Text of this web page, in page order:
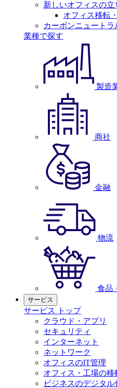
新しいオフィスの立
オフィス移転
カーボンニュート
業種で探す
製造
商社
金融
物流
食品
サービス
サービス トップ
クラウド・アプリ
セキュリティ
インターネット
ネットワーク
オフィスのIT管理
オフィス・工場の移
ビジネスのデジタル